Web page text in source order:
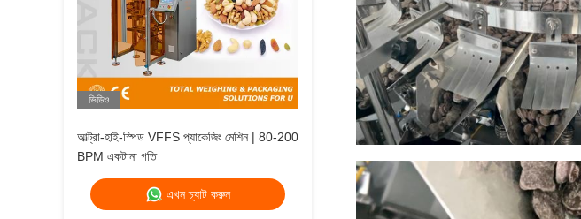
ভিডিও
আল্ট্রা-হাই-স্পিড VFFS প্যাকেজিং মেশিন | 80-200
BPM একটানা গতি
এখন চ্যাট করুন